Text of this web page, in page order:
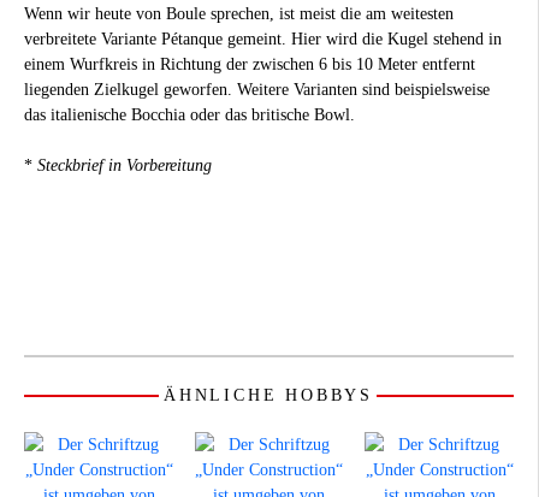
Wenn wir heute von Boule sprechen, ist meist die am weitesten
verbreitete Variante Pétanque gemeint. Hier wird die Kugel stehend in
einem Wurfkreis in Richtung der zwischen 6 bis 10 Meter entfernt
liegenden Zielkugel geworfen. Weitere Varianten sind beispielsweise
das italienische Bocchia oder das britische Bowl.
* Steckbrief in Vorbereitung
ÄHNLICHE HOBBYS